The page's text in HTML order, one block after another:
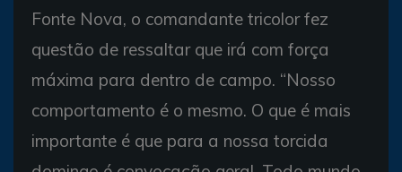
Fonte Nova, o comandante tricolor fez
questão de ressaltar que irá com força
máxima para dentro de campo. “Nosso
comportamento é o mesmo. O que é mais
importante é que para a nossa torcida